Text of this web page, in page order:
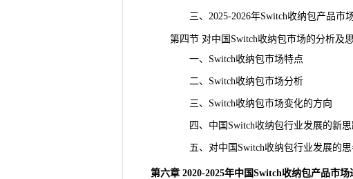
三、2025-2026年Switch收纳包产品市场
第四节 对中国Switch收纳包市场的分析及
一、Switch收纳包市场特点
二、Switch收纳包市场分析
三、Switch收纳包市场变化的方向
四、中国Switch收纳包行业发展的新思
五、对中国Switch收纳包行业发展的思
第六章 2020-2025年中国Switch收纳包产品市